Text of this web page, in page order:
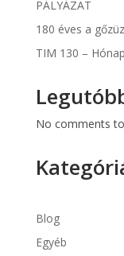
PÁLYÁZAT
180 éves a
TIM 130 –
No comments
Blog
Egyéb